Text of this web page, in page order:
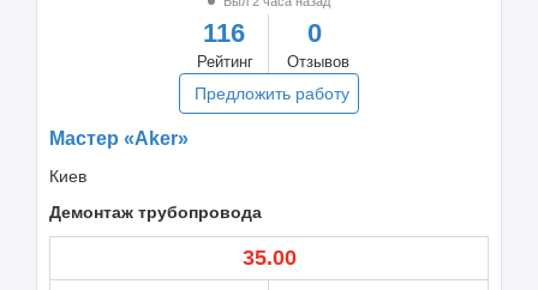
116
Рейтинг
0
Отзывов
Предложить работу
Мастер «Aker»
Киев
Демонтаж трубопровода
35.00